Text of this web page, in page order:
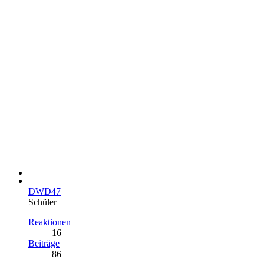
DWD47
Schüler
Reaktionen
16
Beiträge
86